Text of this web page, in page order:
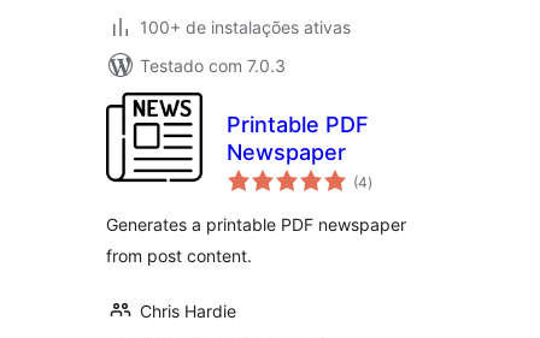
100+ de instalações ativas
Testado com 7.0.3
Printable PDF
Newspaper
(4total
de
)
Generates a printable PDF newspaper
from post content.
Chris Hardie